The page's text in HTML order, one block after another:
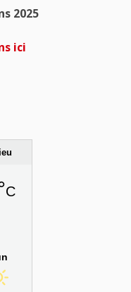
2025
ici
C